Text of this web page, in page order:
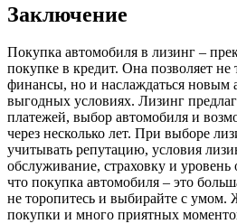
Заключение
Покупка автомобиля в лизинг –
покупке в кредит. Она позволяет не
финансы, но и наслаждаться новым
выгодных условиях. Лизинг
платежей, выбор автомобиля и
через несколько лет. При выборе
учитывать репутацию, условия
обслуживание, страховку и
что покупка автомобиля – это
не торопитесь и выбирайте с умом.
покупки и много приятных